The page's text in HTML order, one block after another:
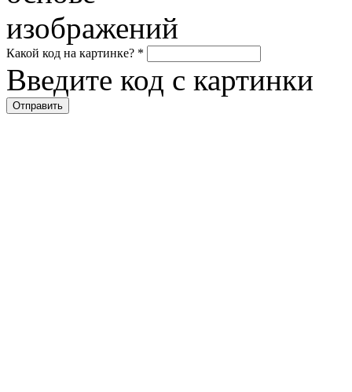
Какой код на картинке? *
Введите код с картинки